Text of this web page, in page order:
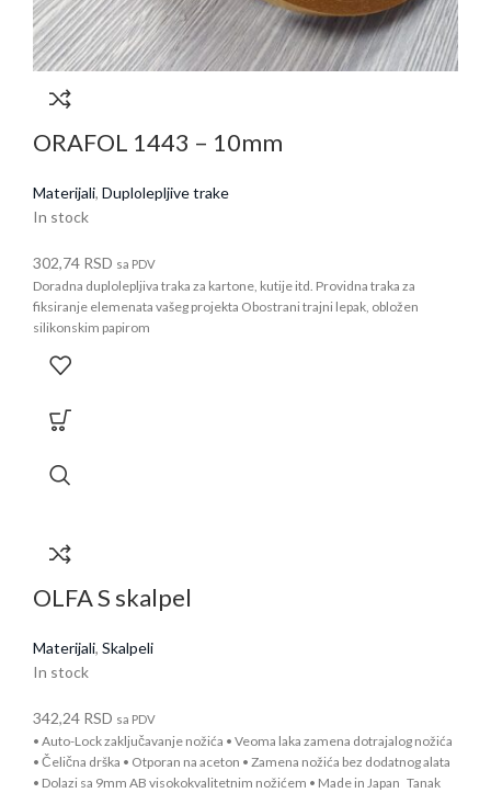
ORAFOL 1443 – 10mm
Materijali, Duplolepljive trake
In stock
302,74 RSD sa PDV
Doradna duplolepljiva traka za kartone, kutije itd. Providna traka za
fiksiranje elemenata vašeg projekta Obostrani trajni lepak, obložen
silikonskim papirom
OLFA S skalpel
Materijali, Skalpeli
In stock
342,24 RSD sa PDV
• Auto-Lock zaključavanje nožića • Veoma laka zamena dotrajalog nožića
• Čelična drška • Otporan na aceton • Zamena nožića bez dodatnog alata
• Dolazi sa 9mm AB visokokvalitetnim nožićem • Made in Japan Tanak